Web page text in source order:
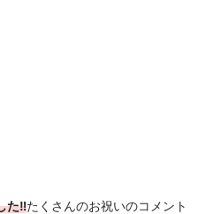
た‼たくさんのお祝いのコメント